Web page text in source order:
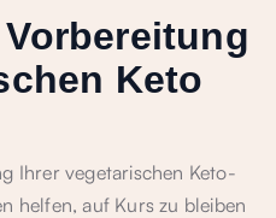
Keto
Ihrer vegetarischen Keto-
helfen, auf Kurs zu bleiben